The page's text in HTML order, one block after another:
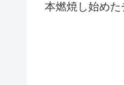
本燃焼し始め